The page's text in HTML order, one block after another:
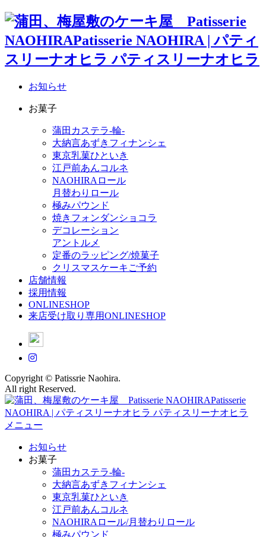
お知らせ
お菓子
蒲田カステラ-輪-
大納言あずきフィナンシェ
東京乳菓ひといき
江戸前あんコルネ
NAOHIRAロール
月替わりロール
極みパウンド
焼きフォンダンショコラ
デコレーション
アントルメ
定番のラッピング/焼菓子
クリスマスケーキご予約
店舗情報
採用情報
ONLINESHOP
来店受け取り専用ONLINESHOP
Copyright © Patissrie Naohira.
All right Reserved.
メニュー
お知らせ
お菓子
蒲田カステラ-輪-
大納言あずきフィナンシェ
東京乳菓ひといき
江戸前あんコルネ
NAOHIRAロール/月替わりロール
極みパウンド